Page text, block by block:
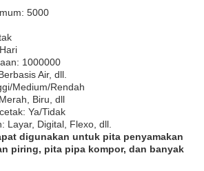
5000
1000000
Air, dll.
Medium/Rendah
Biru, dll
Ya/Tidak
Layar, Digital, Flexo, dll.
digunakan untuk pita penyamakan
piring, pita pipa kompor, dan banyak